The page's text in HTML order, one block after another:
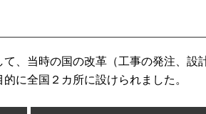
、当時の国の改革（工事の発注、設
に全国２カ所に設けられました。